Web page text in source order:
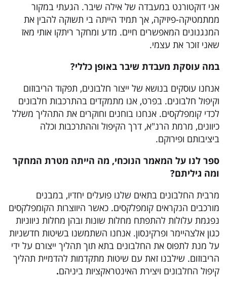
אני דוקטורנט במעבדה של אילה שיבר. הגעתי במקור
ממתמטיקה-פיזיקה, אך תמיד הייתה בי תשוקה להבין את
המנגנונים המאפשרים חיים. מדע ומחקר ריתקו אותי מאז
שאני זוכר את עצמי.
במה עוסקת מעבדת שיבר באופן כללי?
אנחנו עוסקים בנושא של ייצור חלבונים, תפקוד הריבוזום
וקיפול חלבונים. בפרט, אנו מתמקדים בהתרכבות חלבונים
לכדי קומפלקסים. אנחנו בוחנים וחוקרים את התהליך משלל
כיוונים, מרמת הרנ"א, דרך הקיפול וההתרכבות וכלה
ביציבותם ופירוקם.
ספר לנו על המאמר הנוכחי, מה הייתה מטרת המחקר
ומה גיליתם?
מרבית החלבונים בתאים שלנו פועלים יחדיו, במבנים
מורכבים הנקראים קומפלקסים. כאשר היווצרות הקומפלקסים
נפגמת עלולות להתפתח מחלות שונות ובהן מחלות ניווניות
כגון אלצהיימר ופרקינסון. אנחנו השתמשנו בשיטות חדשניות
על מנת לתפוס את החלבונים בתא תוך תהליך ייצורם על ידי
הריבוזום. שילבנו זאת עם שיטות מתקדמות להדמיית תהליך
קיפול החלבונים ויצירת האינטראקציות ביניהם.